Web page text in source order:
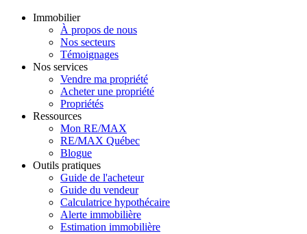
Immobilier
À propos de nous
Nos secteurs
Témoignages
Nos services
Vendre ma propriété
Acheter une propriété
Propriétés
Ressources
Mon RE/MAX
RE/MAX Québec
Blogue
Outils pratiques
Guide de l'acheteur
Guide du vendeur
Calculatrice hypothécaire
Alerte immobilière
Estimation immobilière